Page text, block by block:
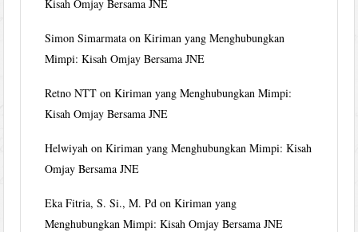
Kisah Omjay Bersama JNE
Simon Simarmata onKiriman yang Menghubungkan
Mimpi: Kisah Omjay Bersama JNE
Retno NTT onKiriman yang Menghubungkan Mimpi:
Kisah Omjay Bersama JNE
Helwiyah onKiriman yang Menghubungkan Mimpi: Kisah
Omjay Bersama JNE
Eka Fitria, S. Si., M. Pd onKiriman yang
Menghubungkan Mimpi: Kisah Omjay Bersama JNE